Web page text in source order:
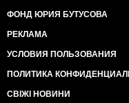
ФОНД ЮРИЯ БУТУСОВА
РЕКЛАМА
УСЛОВИЯ ПОЛЬЗОВАНИЯ
ПОЛИТИКА
СВІЖІ НОВИНИ